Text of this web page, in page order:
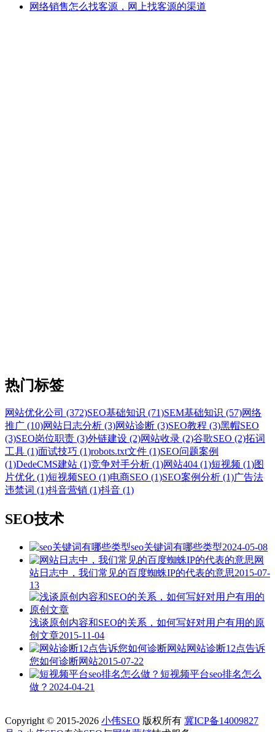
网络销售怎么找客源，网上找客源的渠道
热门标签
网站优化公司 (372)SEO基础知识 (71)SEM基础知识 (57)网络
推广 (10)网站日志分析 (3)网站诊断 (3)SEO教程 (3)黑帽SEO
(3)SEO岗位职责 (3)外链建设 (2)网站收录 (2)谷歌SEO (2)拓词
工具 (1)面试技巧 (1)robots.txt文件 (1)SEO问题案例
(1)DedeCMS建站 (1)竞争对手分析 (1)网站404 (1)短视频 (1)图
片优化 (1)短视频SEO (1)电商SEO (1)SEO案例分析 (1)广告法
违禁词 (1)抖音营销 (1)抖音 (1)
SEO技术
seo关键词有哪些类型2024-05-08
网
站日志中，我们常见的百度蜘蛛IP的代表的意思2015-07-
13
浅谈原创内容和SEO的关系，如何写好对用户有用的原
创文章2015-11-04
网站诊断12点告诉
您如何诊断网站2015-07-22
短视频平台seo排名怎么
做？ 2024-04-21
Copyright © 2015-2026 小伟SEO 版权所有 冀ICP备14009827